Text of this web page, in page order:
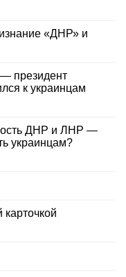
«ДНР» и
президент
к украинцам
ДНР и ЛНР —
украинцам?
карточкой